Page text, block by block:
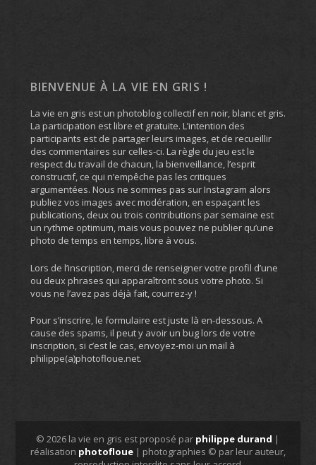
BIENVENUE À LA VIE EN GRIS !
La vie en gris est un photoblog collectif en noir, blanc et gris.
La participation est libre et gratuite. L’intention des
participants est de partager leurs images, et de recueillir
des commentaires sur celles-ci. La règle du jeu est le
respect du travail de chacun, la bienveillance, l’esprit
constructif, ce qui n’empêche pas les critiques
argumentées. Nous ne sommes pas sur Instagram alors
publiez vos images avec modération, en espaçant les
publications, deux ou trois contributions par semaine est
un rythme optimum, mais vous pouvez ne publier qu’une
photo de temps en temps, libre à vous.
Lors de l’inscription, merci de renseigner votre profil d’une
ou deux phrases qui apparaîtront sous votre photo. Si
vous ne l’avez pas déjà fait, courrez-y !
Pour s’inscrire, le formulaire est juste là en-dessous. A
cause des spams, il peut y avoir un bug lors de votre
inscription, si c’est le cas, envoyez-moi un mail à
philippe(a)photofloue.net.
© 2026 la vie en gris est proposé par philippe durand |
réalisation photofloue| photographies © par leur auteur,